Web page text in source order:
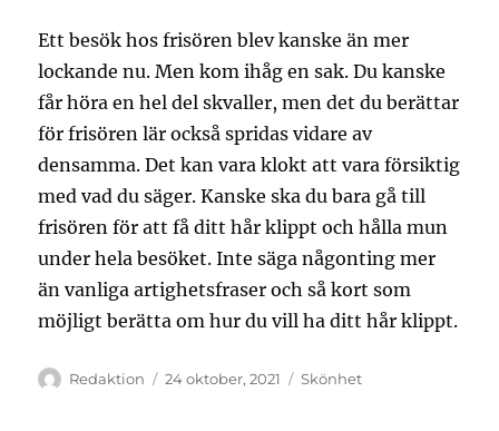
Ett besök hos frisören blev kanske än mer
lockande nu. Men kom ihåg en sak. Du kanske
får höra en hel del skvaller, men det du berättar
för frisören lär också spridas vidare av
densamma. Det kan vara klokt att vara försiktig
med vad du säger. Kanske ska du bara gå till
frisören för att få ditt hår klippt och hålla mun
under hela besöket. Inte säga någonting mer
än vanliga artighetsfraser och så kort som
möjligt berätta om hur du vill ha ditt hår klippt.
Författare
Redaktion
Publicerat
24 oktober, 2021 Kategorier
Skönhet